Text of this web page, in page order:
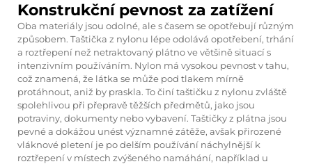
Konstrukční pevnost za zatížení
Oba materiály jsou odolné, ale s časem se opotřebují různým
způsobem. Taštička z nylonu lépe odolává opotřebení, trhání
a roztřepení než netraktovaný plátno ve většině situací s
intenzivním používáním. Nylon má vysokou pevnost v tahu,
což znamená, že látka se může pod tlakem mírně
protáhnout, aniž by praskla. To činí taštičku z nylonu zvláště
spolehlivou při přepravě těžších předmětů, jako jsou
potraviny, dokumenty nebo vybavení. Taštičky z plátna jsou
pevné a dokážou unést významné zátěže, avšak přirozené
vláknové pletení je po delším používání náchylnější k
roztřepení v místech zvýšeného namáhání, například u